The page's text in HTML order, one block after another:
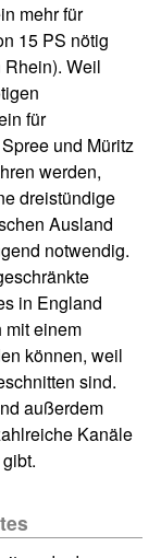
mehr für
15 PS nötig
Weil
für
und Müritz
werden,
dreistündige
Ausland
notwendig.
in England
einem
können, weil
sind.
außerdem
Kanäle